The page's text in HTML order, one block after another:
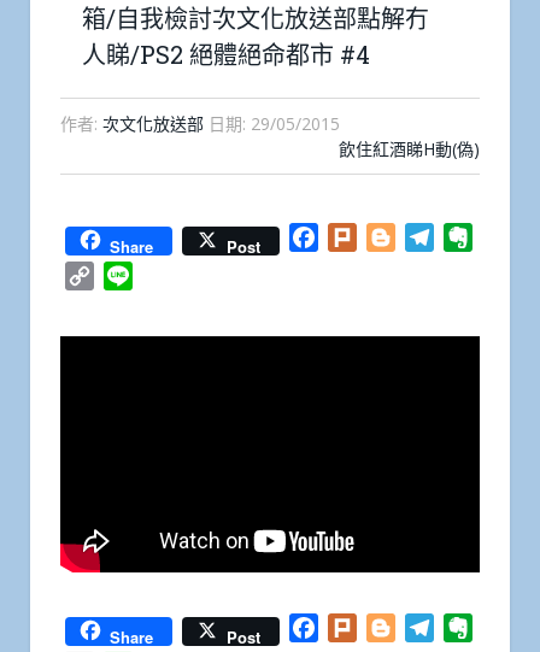
箱/自我檢討次文化放送部點解冇
人睇/PS2 絕體絕命都市 #4
作者: 次文化放送部 日期: 29/05/2015
飲住紅酒睇H動(偽)
Share Post Facebook
Plurk BloggerTelegram
Copy
Share Post Facebook
Plurk BloggerTelegram